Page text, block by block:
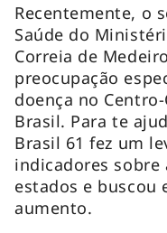
Recentemente, o
Saúde do
Correia de
preocupação
doença no
Brasil. Para te
Brasil 61 fez um
indicadores sobre
estados e buscou
aumento.